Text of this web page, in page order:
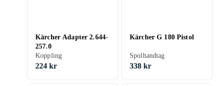
Kärcher Adapter 2.644-
257.0
Koppling
224 kr
Kärcher G 180 Pistol
Spolhandtag
338 kr